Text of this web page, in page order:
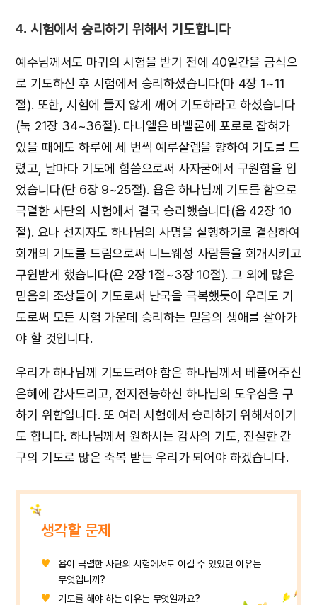
4. 시험에서 승리하기 위해서 기도합니다
예수님께서도 마귀의 시험을 받기 전에 40일간을 금식으
로 기도하신 후 시험에서 승리하셨습니다(마 4장 1~11
절). 또한, 시험에 들지 않게 깨어 기도하라고 하셨습니다
(눅 21장 34~36절). 다니엘은 바벨론에 포로로 잡혀가
있을 때에도 하루에 세 번씩 예루살렘을 향하여 기도를 드
렸고, 날마다 기도에 힘씀으로써 사자굴에서 구원함을 입
었습니다(단 6장 9~25절). 욥은 하나님께 기도를 함으로
극렬한 사단의 시험에서 결국 승리했습니다(욥 42장 10
절). 요나 선지자도 하나님의 사명을 실행하기로 결심하여
회개의 기도를 드림으로써 니느웨성 사람들을 회개시키고
구원받게 했습니다(욘 2장 1절~3장 10절). 그 외에 많은
믿음의 조상들이 기도로써 난국을 극복했듯이 우리도 기
도로써 모든 시험 가운데 승리하는 믿음의 생애를 살아가
야 할 것입니다.
우리가 하나님께 기도드려야 함은 하나님께서 베풀어주신
은혜에 감사드리고, 전지전능하신 하나님의 도우심을 구
하기 위함입니다. 또 여러 시험에서 승리하기 위해서이기
도 합니다. 하나님께서 원하시는 감사의 기도, 진실한 간
구의 기도로 많은 축복 받는 우리가 되어야 하겠습니다.
생각할 문제
욥이 극렬한 사단의 시험에서도 이길 수 있었던 이유는
무엇입니까?
기도를 해야 하는 이유는 무엇일까요?